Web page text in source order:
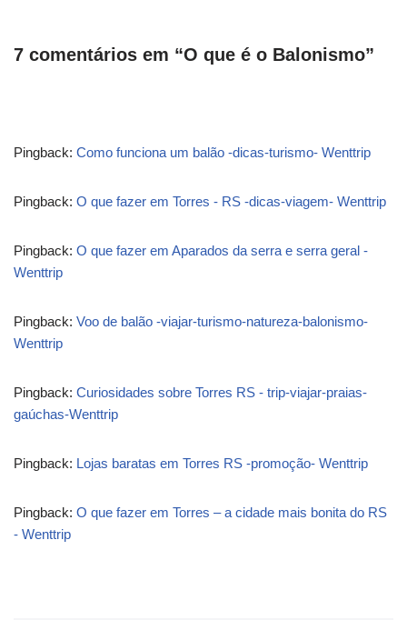
7 comentários em “O que é o Balonismo”
Pingback: Como funciona um balão -dicas-turismo- Wenttrip
Pingback: O que fazer em Torres - RS -dicas-viagem- Wenttrip
Pingback: O que fazer em Aparados da serra e serra geral -
Wenttrip
Pingback: Voo de balão -viajar-turismo-natureza-balonismo-
Wenttrip
Pingback: Curiosidades sobre Torres RS - trip-viajar-praias-
gaúchas-Wenttrip
Pingback: Lojas baratas em Torres RS -promoção- Wenttrip
Pingback: O que fazer em Torres – a cidade mais bonita do RS
- Wenttrip